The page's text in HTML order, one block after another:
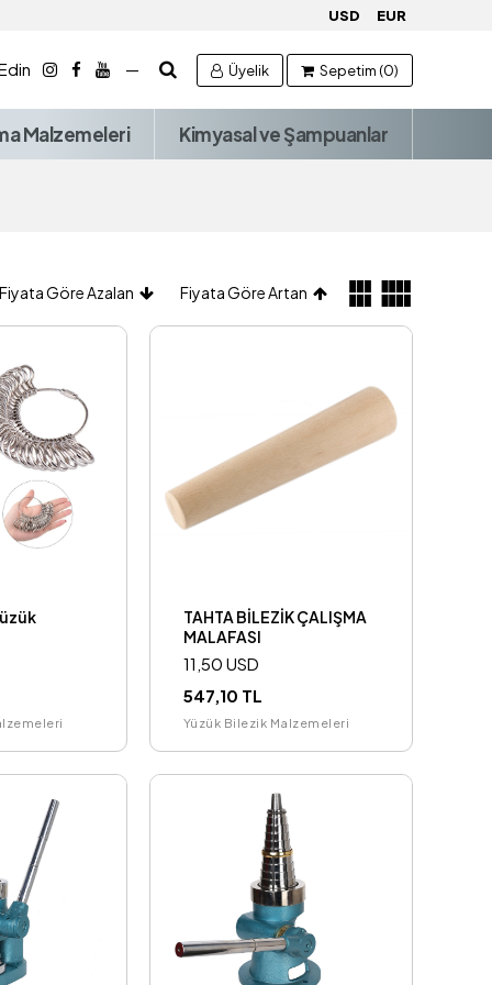
USD EUR
— Üyelik Sepetim (0)
Malzemeleri Kimyasal ve Şampuanlar
Fiyata Göre Azalan Fiyata Göre Artan
TAHTA BİLEZİK ÇALIŞMA
MALAFASI
11,50 USD
547,10 TL
Yüzük Bilezik Malzemeleri